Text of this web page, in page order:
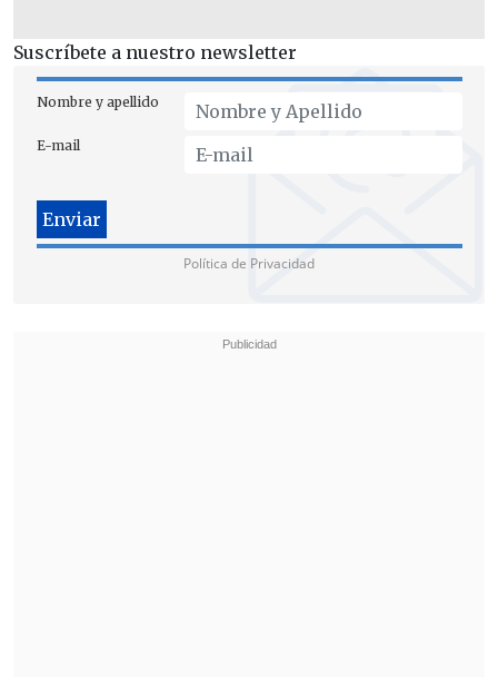
Suscríbete a nuestro newsletter
Nombre y apellido
E-mail
Política de Privacidad